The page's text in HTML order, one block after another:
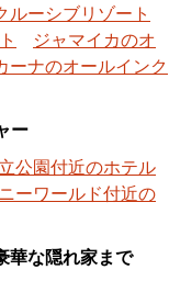
ルーシブリゾート
ジャマイカのオ
ーナのオールインク
ー
公園付近のホテル
ーワールド付近の
華な隠れ家まで